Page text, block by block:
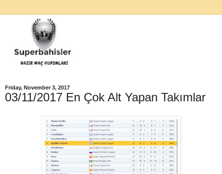
Friday, November 3, 2017
03/11/2017 En Çok Alt Yapan Takımlar